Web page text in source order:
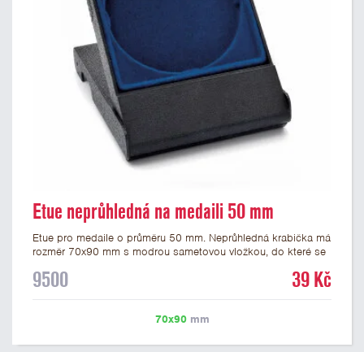
Etue neprůhledná na medaili 50 mm
Etue pro medaile o průměru 50 mm. Neprůhledná krabička má
rozměr 70x90 mm s modrou sametovou vložkou, do které se
významné sportovní či kulturní události.
9500 39 Kč
70x90mm